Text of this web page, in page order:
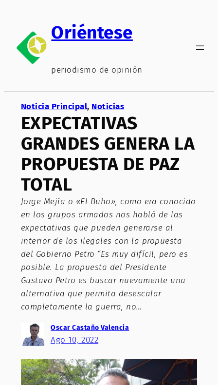
contenido
Oriéntese
periodismo de opinión
Noticia Principal, Noticias
EXPECTATIVAS
GRANDES GENERA LA
PROPUESTA DE PAZ
TOTAL
Jorge Mejía o «El Buho», como era conocido
en los grupos armados nos habló de las
expectativas que pueden generarse al
interior de los ilegales con la propuesta
del Gobierno Petro “Es muy difícil, pero es
posible. La propuesta del Presidente
Gustavo Petro es buscar nuevamente una
alternativa que permita desescalar
completamente la guerra, no…
Oscar Castaño Valencia
Ago 10, 2022